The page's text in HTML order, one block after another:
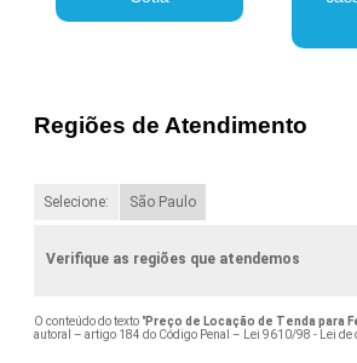
Regiões de Atendimento
Selecione: São Paulo
Verifique as regiões que atendemos
O conteúdo do texto "Preço de Locação de Tenda para
autoral – artigo 184 do Código Penal – Lei 9610/98 - Lei